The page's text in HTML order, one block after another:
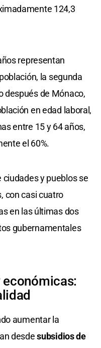
124,3
representan
la segunda
después de Mónaco,
en edad laboral,
entre 15 y 64 años,
el 60%.
y pueblos se
con casi cuatro
en las últimas dos
gubernamentales
económicas:
aumentar la
desdesubsidios de